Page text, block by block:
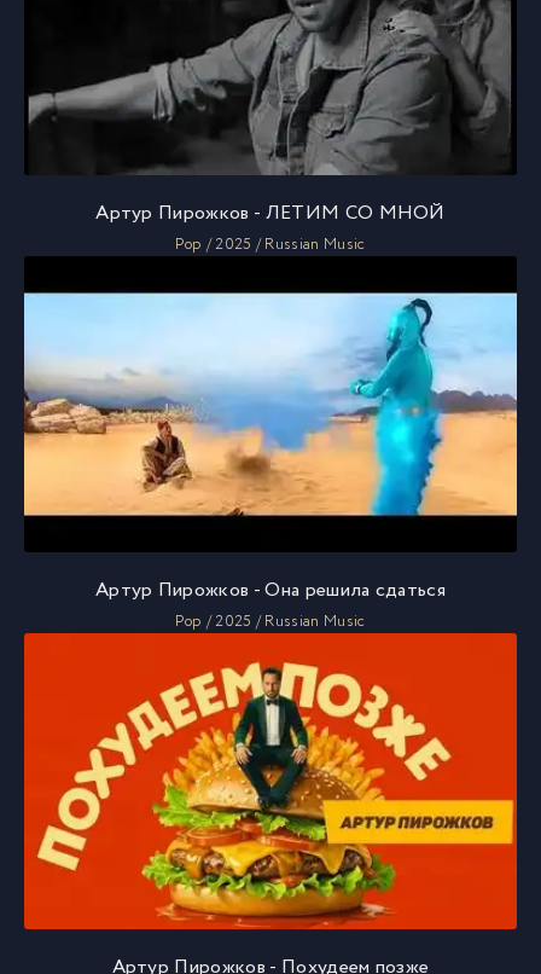
Артур Пирожков - ЛЕТИМ СО МНОЙ
Pop / 2025 / Russian Music
Артур Пирожков - Она решила сдаться
Pop / 2025 / Russian Music
Артур Пирожков - Похудеем позже